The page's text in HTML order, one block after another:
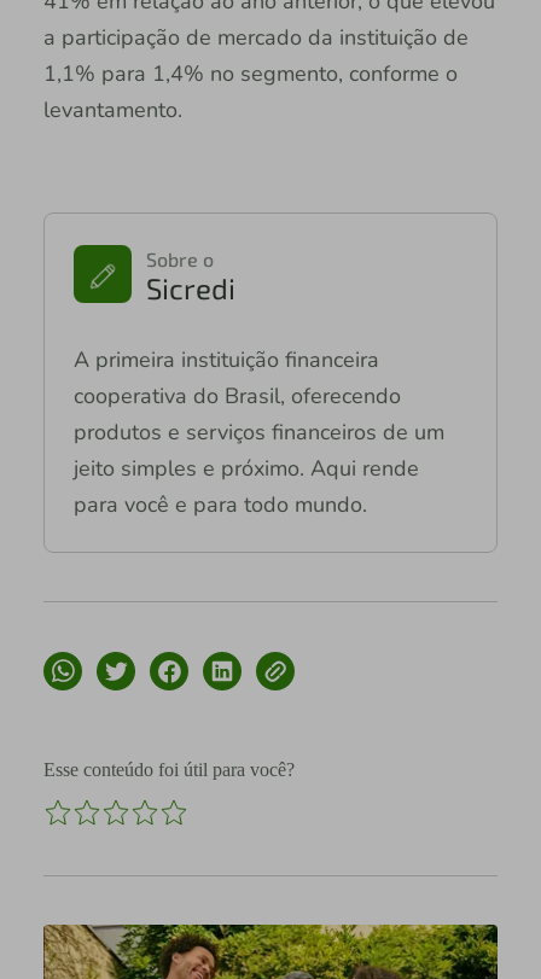
a participação de mercado da instituição de
1,1% para 1,4% no segmento, conforme o
levantamento.
Sobre o
Sicredi
A primeira instituição financeira
cooperativa do Brasil, oferecendo
produtos e serviços financeiros de um
jeito simples e próximo. Aqui rende
para você e para todo mundo.
Esse conteúdo foi útil para você?